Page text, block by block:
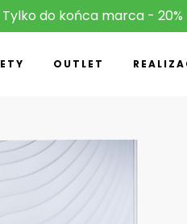
Tylko do końca marca -
OUTLET